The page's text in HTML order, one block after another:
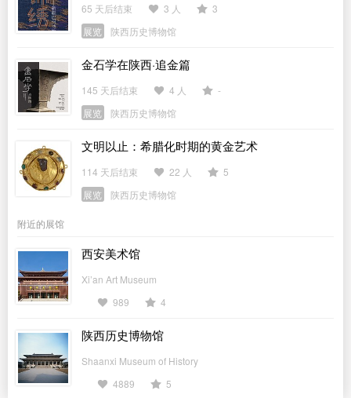
65 天后结束 3 人
3
展览
陕西历史博物馆
金石学在陕西·追金篇
145 天后结束 4 人
-
展览
陕西历史博物馆
文明以止：希腊化时期的黄金艺术
114 天后结束 22 人
5
展览
陕西历史博物馆
附近的展馆
西安美术馆
Xi’an Art Museum
989
4
陕西历史博物馆
Shaanxi Museum of History
4889
5